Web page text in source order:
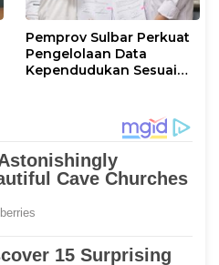
Pemprov Sulbar Perkuat
Pengelolaan Data
Kependudukan Sesuai